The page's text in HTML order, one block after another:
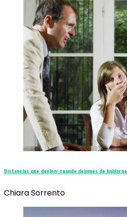
Distancias que duelen: cuando dejamos de
Chiara Sorrento